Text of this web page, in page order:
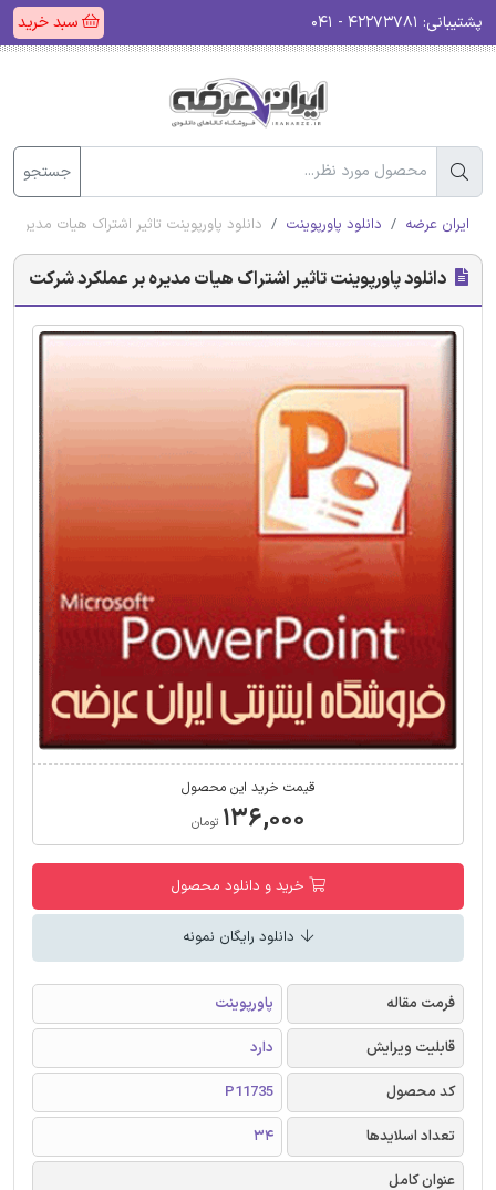
پشتیبانی: سبد خرید
جستجو
ایران عرضه دانلود پاورپوینت دانلود پاورپوینت تاثیر اشتراک هیات مدیره
دانلود پاورپوینت تاثیر اشتراک هیات مدیره بر عملکرد شرکت
قیمت خرید این محصول
۱۳۶,۰۰۰ تومان
خرید و دانلود محصول
دانلود رایگان نمونه
فرمت مقاله
پاورپوینت
قابلیت ویرایش
دارد
کد محصول
P11735
تعداد اسلایدها
34
عنوان کامل